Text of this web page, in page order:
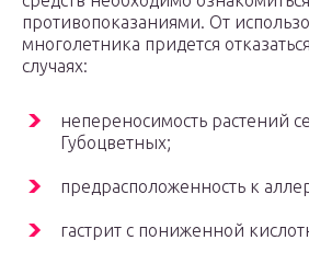
противопоказаниями. От
многолетника придется
случаях:
непереносимость растений
Губоцветных;
предрасположенность к
гастрит с пониженной